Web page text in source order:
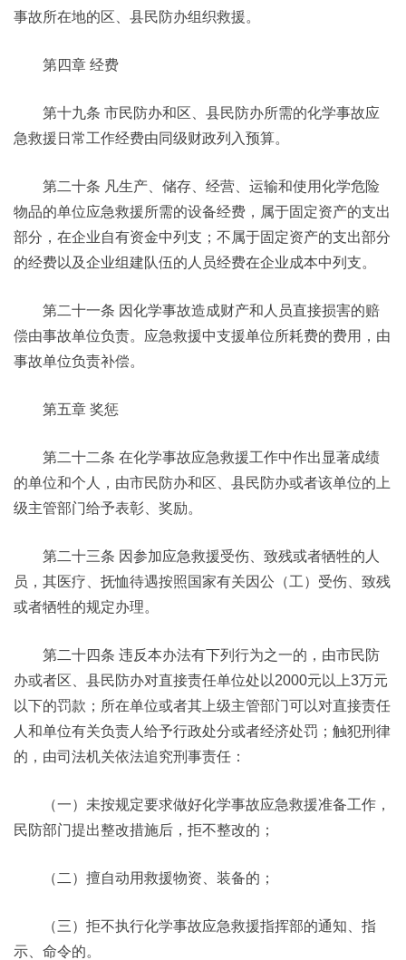
事故所在地的区、县民防办组织救援。
第四章 经费
第十九条 市民防办和区、县民防办所需的化学事故应
急救援日常工作经费由同级财政列入预算。
第二十条 凡生产、储存、经营、运输和使用化学危险
物品的单位应急救援所需的设备经费，属于固定资产的支出
部分，在企业自有资金中列支；不属于固定资产的支出部分
的经费以及企业组建队伍的人员经费在企业成本中列支。
第二十一条 因化学事故造成财产和人员直接损害的赔
偿由事故单位负责。应急救援中支援单位所耗费的费用，由
事故单位负责补偿。
第五章 奖惩
第二十二条 在化学事故应急救援工作中作出显著成绩
的单位和个人，由市民防办和区、县民防办或者该单位的上
级主管部门给予表彰、奖励。
第二十三条 因参加应急救援受伤、致残或者牺牲的人
员，其医疗、抚恤待遇按照国家有关因公（工）受伤、致残
或者牺牲的规定办理。
第二十四条 违反本办法有下列行为之一的，由市民防
办或者区、县民防办对直接责任单位处以2000元以上3万元
以下的罚款；所在单位或者其上级主管部门可以对直接责任
人和单位有关负责人给予行政处分或者经济处罚；触犯刑律
的，由司法机关依法追究刑事责任：
（一）未按规定要求做好化学事故应急救援准备工作，
民防部门提出整改措施后，拒不整改的；
（二）擅自动用救援物资、装备的；
（三）拒不执行化学事故应急救援指挥部的通知、指
示、命令的。